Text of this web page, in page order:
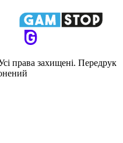
права захищенi. Передрук